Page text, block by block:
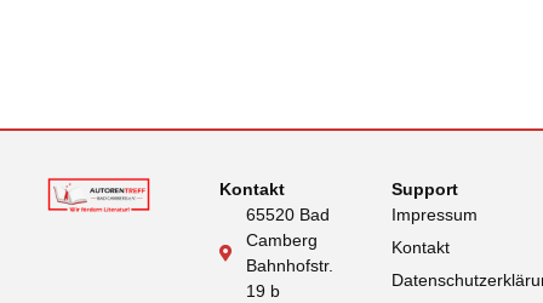
Kontakt
65520 Bad
Camberg
Bahnhofstr.
19 b
Support
Impressum
Kontakt